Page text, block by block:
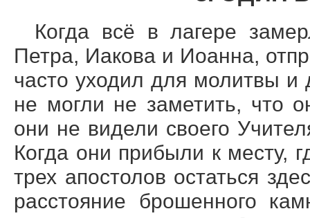
Когда всё в лагере
Петра, Иакова и Иоанна,
часто уходил для молитвы и
не могли не заметить, что
они не видели своего
Когда они прибыли к месту,
трех апостолов остаться
расстояние брошенного